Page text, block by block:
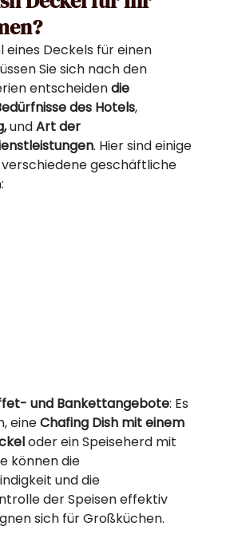
eines Deckels für einen
Sie sich nach den
entscheidendie
des Hotels,
undArt der
. Hier sind einige
geschäftliche
und Bankettangebote: Es
eineChafing Dish mit einem
oder ein Speiseherd mit
können die
und die
der Speisen effektiv
sich für Großküchen.